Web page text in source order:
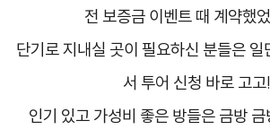
전 보증금 이벤트 때 계약했
단기로 지내실 곳이 필요하신 분들은 일
서 투어 신청 바로 고고
인기 있고 가성비 좋은 방들은 금방